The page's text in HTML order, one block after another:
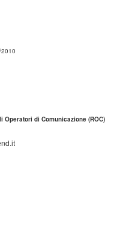
Operatori di Comunicazione (ROC)